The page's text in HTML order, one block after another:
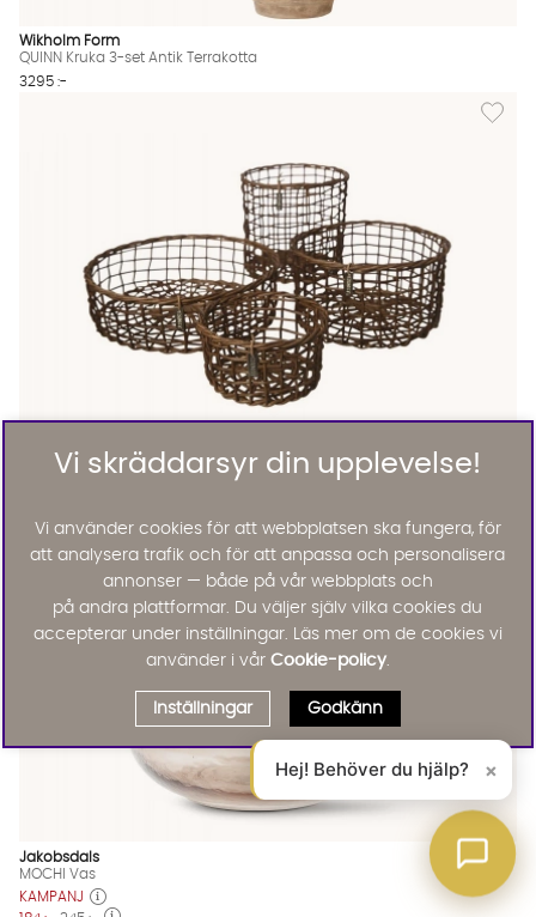
Wikholm Form
QUINN Kruka 3-set Antik Terrakotta
3295 :-
Lägg
Korg 4-set Mörkbrun
Jakobsdals
MOCHI Vas
KAMPANJ
Vi skräddarsyr din upplevelse!
Vi använder cookies för att webbplatsen ska fungera, för
att analysera trafik och för att anpassa och personalisera
annonser — både på vår webbplats och
på andra plattformar. Du väljer själv vilka cookies du
accepterar under inställningar. Läs mer om de cookies vi
använder i vår Cookie-policy.
Inställningar Godkänn
Hej! Behöver du hjälp? ×